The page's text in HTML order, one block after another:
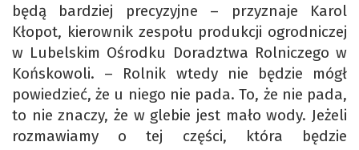
będą bardziej precyzyjne – przyznaje Karol
Kłopot, kierownik zespołu produkcji ogrodniczej
w Lubelskim Ośrodku Doradztwa Rolniczego w
Końskowoli. – Rolnik wtedy nie będzie mógł
powiedzieć, że u niego nie pada. To, że nie pada,
to nie znaczy, że w glebie jest mało wody. Jeżeli
rozmawiamy o tej części, która będzie